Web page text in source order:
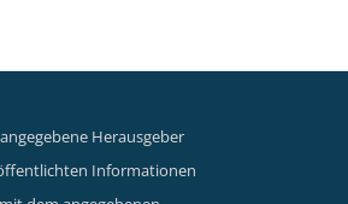
Herausgeber
Informationen